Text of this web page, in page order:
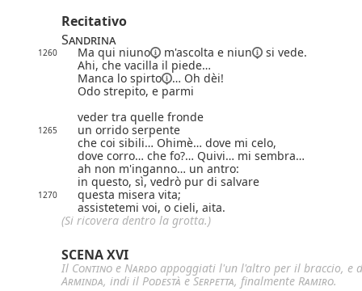
Recitativo
Sandrina
1260 Ma qui niuno m'ascolta e niun
si vede.
Ahi, che vacilla il piede…
Manca lo spirto
… Oh dèi!
Odo strepito, e parmi
veder tra quelle fronde
1265
un orrido serpente
che coi sibili… Ohimè… dove mi celo,
dove corro… che fo?… Quivi… mi sembra…
ah non m'inganno… un antro:
in questo, sì, vedrò pur di salvare
1270
questa misera vita;
assistetemi voi, o cieli, aita.
(Si ricovera dentro la grotta.)
SCENA XVI
Il Contino e Nardo appoggiati l'un l'altro per il braccio, e
Arminda, indi il Podestà e Serpetta, finalmente Ramiro.